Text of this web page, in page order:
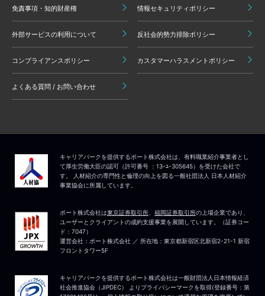
免責事項・知的財産権 情報セキュリティポリシー
外部サービスの利用について 反社会的勢力排除ポリシー
コンプライアンスポリシー カスタマーハラスメントポリシー
よくある質問 / お問い合わせ